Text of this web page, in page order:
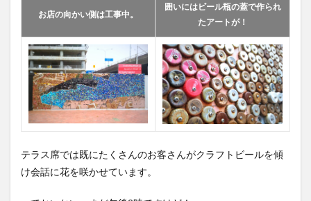
pump
8
SYDNEY
NOMIKAI
に参加し
ません
か？
お店の向かい側は工事中。
囲いにはビール瓶の蓋で作られ
たアートが！
テラス席では既にたくさんのお客さんがクラフトビールを傾
け会話に花を咲かせています。